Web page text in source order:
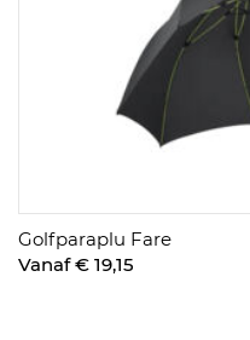
Golfparaplu Fare
Vanaf € 19,15